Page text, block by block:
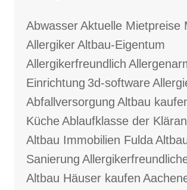
AbwasserAktuelle Mietpreise
AllergikerAltbau-Eigentum
Allergikerfreundlich
Einrichtung 3d-software
Abfallversorgung Altbau
KücheAblaufklasse der
Altbau Immobilien Fulda
Sanierung
Altbau Häuser kaufen